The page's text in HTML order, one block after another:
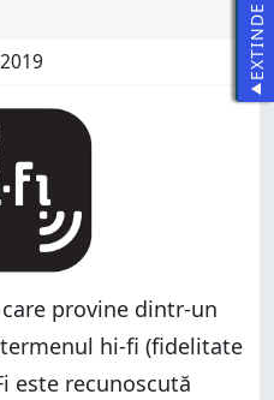
provine dintr-un
hi-fi (fidelitate
este recunoscută
EXTINDE